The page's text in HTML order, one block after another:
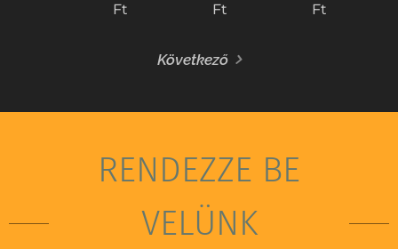
Ft
Ft
Ft
Következő
RENDEZZE BE
VELÜNK